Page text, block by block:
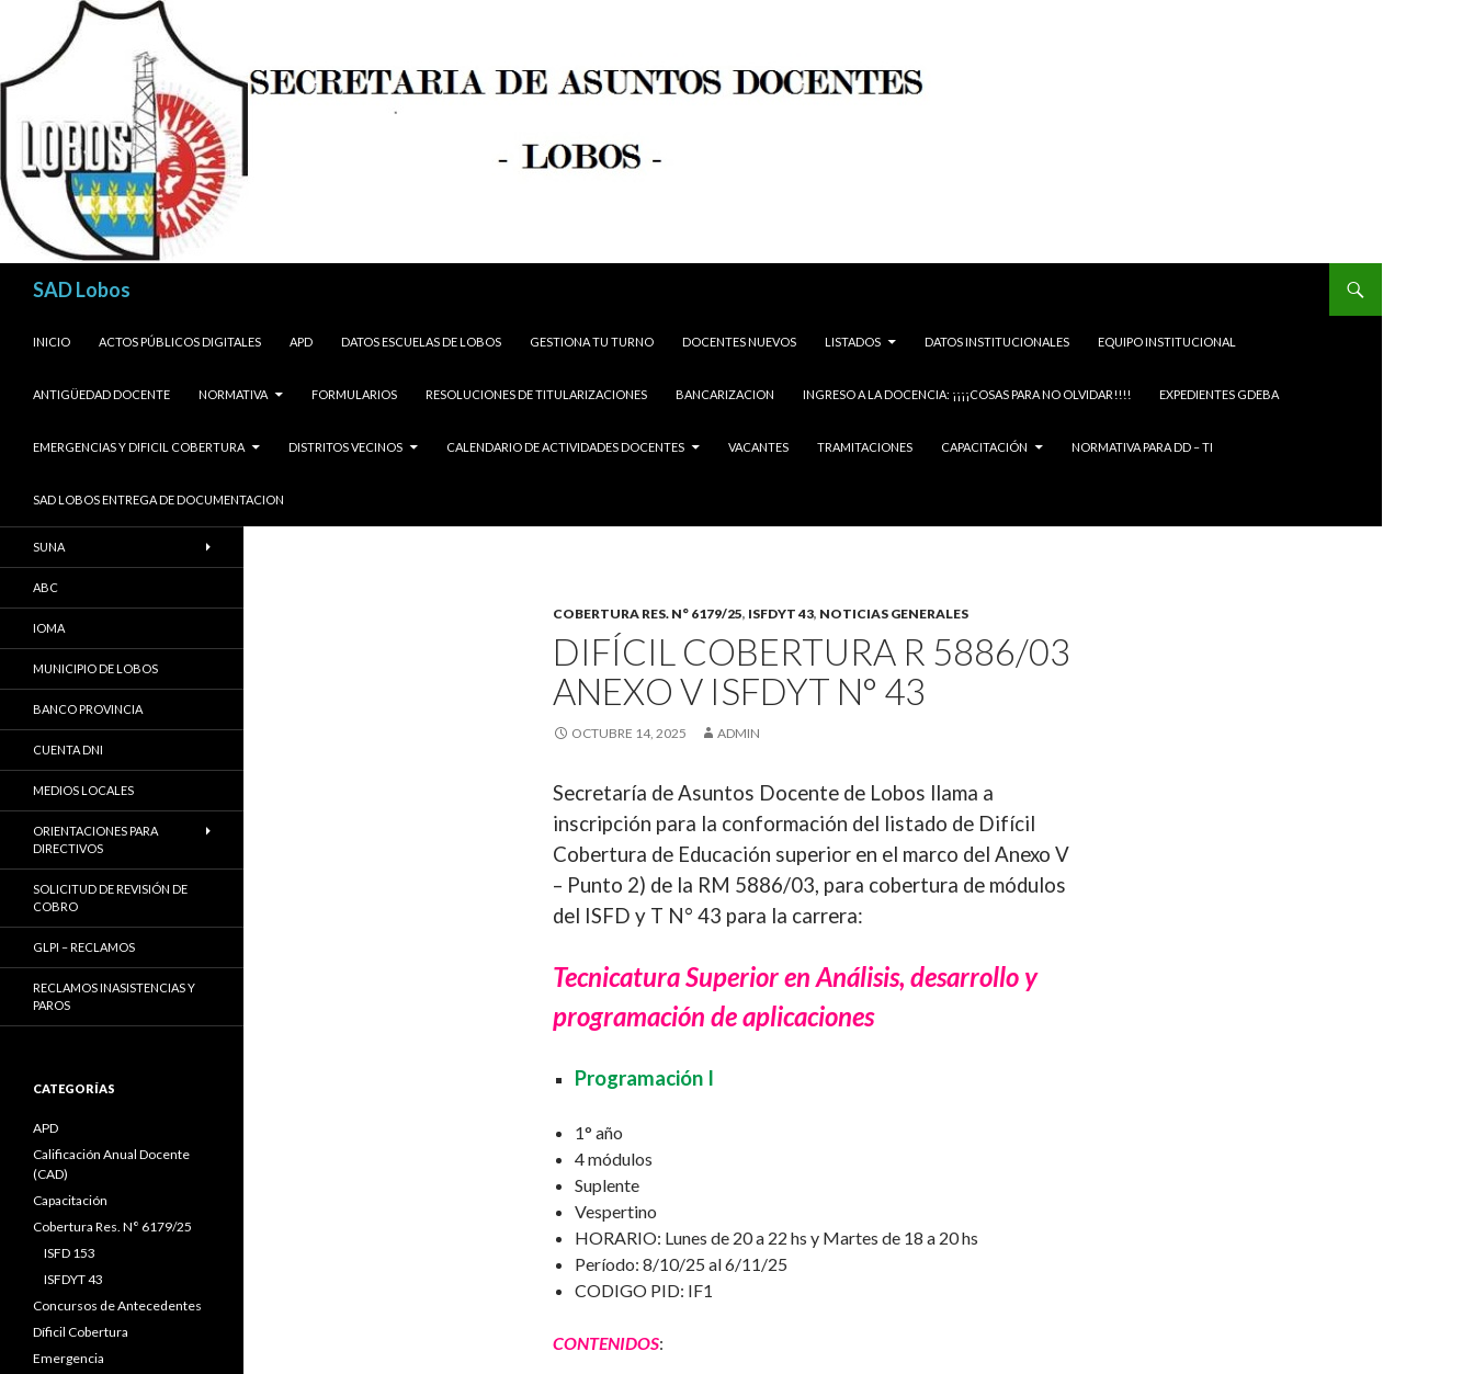
SAD Lobos
INICIO
ACTOS PÚBLICOS DIGITALES APD DATOS ESCUELAS DE LOBOS GESTIONA TU TURNO DOCENTES NUEVOS LISTADOS DATOS INSTITUCIONALES EQUIPO INSTITUCIONAL
ANTIGÜEDAD DOCENTE NORMATIVA FORMULARIOS RESOLUCIONES DE TITULARIZACIONES BANCARIZACION INGRESO A LA DOCENCIA: ¡¡¡¡COSAS PARA NO OLVIDAR!!!! EXPEDIENTES GDEBA
EMERGENCIAS Y DIFICIL COBERTURA DISTRITOS VECINOS CALENDARIO DE ACTIVIDADES DOCENTES VACANTES TRAMITACIONES CAPACITACIÓN NORMATIVA PARA DD – TI
SAD LOBOS ENTREGA DE DOCUMENTACION
COBERTURA RES. N° 6179/25, ISFDYT 43, NOTICIAS GENERALES
DIFÍCIL COBERTURA R 5886/03
ANEXO V ISFDYT N° 43
OCTUBRE 14, 2025 ADMIN
Secretaría de Asuntos Docente de Lobos llama a
inscripción para la conformación del listado de Difícil
Cobertura de Educación superior en el marco del Anexo V
– Punto 2) de la RM 5886/03, para cobertura de módulos
del ISFD y T N° 43 para la carrera:
Tecnicatura Superior en Análisis, desarrollo y
programación de aplicaciones
Programación I
1° año
4 módulos
Suplente
Vespertino
HORARIO: Lunes de 20 a 22 hs y Martes de 18 a 20 hs
Período: 8/10/25 al 6/11/25
CODIGO PID: IF1
CONTENIDOS:
SUNA
ABC
IOMA
MUNICIPIO DE LOBOS
BANCO PROVINCIA
CUENTA DNI
MEDIOS LOCALES
ORIENTACIONES PARA
DIRECTIVOS
SOLICITUD DE REVISIÓN DE
COBRO
GLPI – RECLAMOS
RECLAMOS INASISTENCIAS Y
PAROS
CATEGORÍAS
APD
Calificación Anual Docente
(CAD)
Capacitación
Cobertura Res. N° 6179/25
ISFD 153
ISFDYT 43
Concursos de Antecedentes
Díficil Cobertura
Emergencia